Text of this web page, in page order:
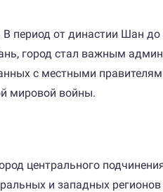
период от династии Шан
город стал важным
с местными
мировой войны.
центрального
и западных